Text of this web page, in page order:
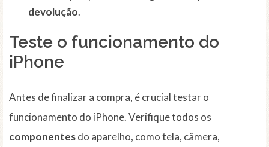
devolução.
Teste o funcionamento do
iPhone
Antes de finalizar a compra, é crucial testar o
funcionamento do iPhone. Verifique todos os
componentesdo aparelho, como tela, câmera,